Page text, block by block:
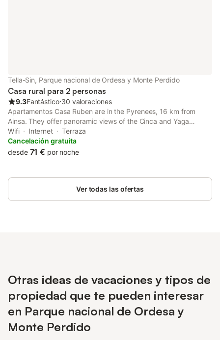
Tella-Sin, Parque nacional de Ordesa y Monte Perdido
Casa rural para 2 personas
9.3Fantástico⋅30 valoraciones
Apartamentos Casa Ruben are in the Pyrenees, 16 km from
Ainsa. They offer panoramic views of the Cinca and Yaga
Rivers, free Wi-Fi in rooms, a restaurant and free parking.
Wifi Internet
Terraza
Cancelación gratuita
desde 71 € por noche
Ver todas las ofertas
Otras ideas de vacaciones y tipos de
propiedad que te pueden interesar
en Parque nacional de Ordesa y
Monte Perdido